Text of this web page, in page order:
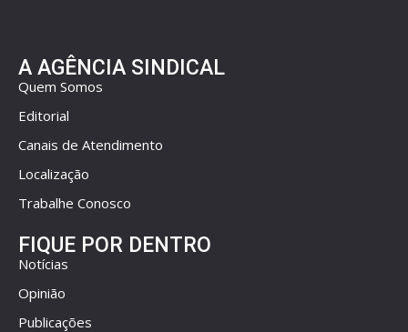
A AGÊNCIA SINDICAL
Quem Somos
Editorial
Canais de Atendimento
Localização
Trabalhe Conosco
FIQUE POR DENTRO
Notícias
Opinião
Publicações